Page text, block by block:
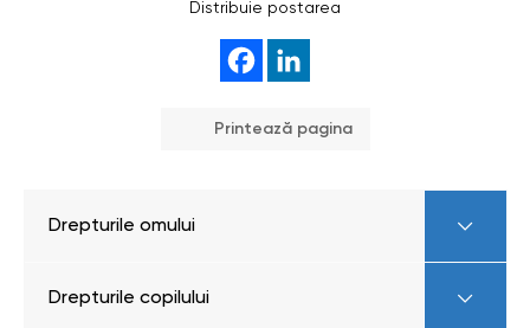
Distribuie postarea
Printează pagina
Drepturile omului
Drepturile copilului